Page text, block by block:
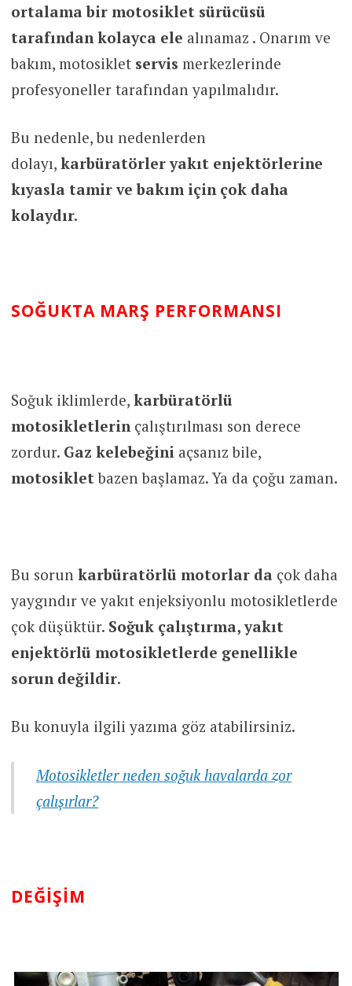
ortalama bir motosiklet sürücüsü
tarafından kolayca ele alınamaz . Onarım ve
bakım, motosiklet servis merkezlerinde
profesyoneller tarafından yapılmalıdır.
Bu nedenle, bu nedenlerden
dolayı, karbüratörler yakıt enjektörlerine
kıyasla tamir ve bakım için çok daha
kolaydır.
SOĞUKTA MARŞ PERFORMANSI
Soğuk iklimlerde, karbüratörlü
motosikletlerinçalıştırılması son derece
zordur. Gaz kelebeğini açsanız bile,
motosikletbazen başlamaz. Ya da çoğu zaman.
Bu sorun karbüratörlü motorlar da çok daha
yaygındır ve yakıt enjeksiyonlu motosikletlerde
çok düşüktür. Soğuk çalıştırma, yakıt
enjektörlü motosikletlerde genellikle
sorun değildir.
Bu konuyla ilgili yazıma göz atabilirsiniz.
Motosikletler neden soğuk havalarda zor
çalışırlar?
DEĞIŞIM